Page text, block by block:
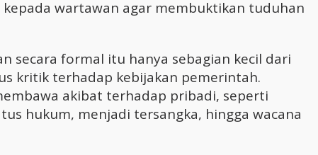
wartawan agar membuktikan tuduhan
secara formal itu hanya sebagian kecil dari
kritik terhadap kebijakan pemerintah.
akibat terhadap pribadi, seperti
hukum, menjadi tersangka, hingga wacana